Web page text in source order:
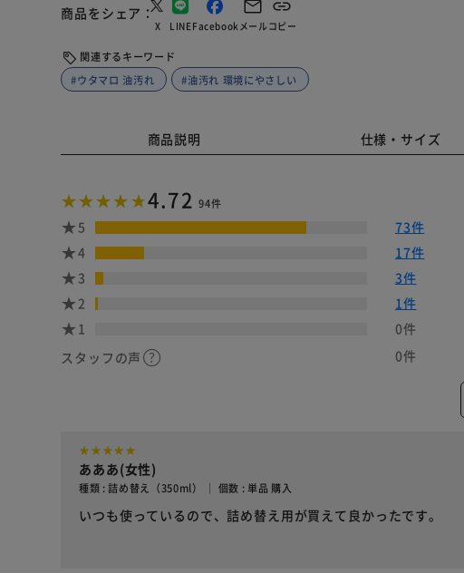
商品をシェア
X LINEFacebookメールコピー
関連するキーワード
#ウタマロ 油汚れ
#油汚れ 環境にやさしい
商品説明 仕様・サイズ
4.72 94件
5
73件
4
17件
3
3件
2
1件
1
0件
スタッフの声
0件
あああ(女性)
種類 : 詰め替え（350ml） ｜ 個数 : 単品 購入
いつも使っているので、詰め替え用が買えて良かったです。